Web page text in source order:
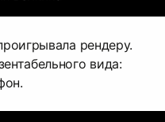
рендеру.
вида: